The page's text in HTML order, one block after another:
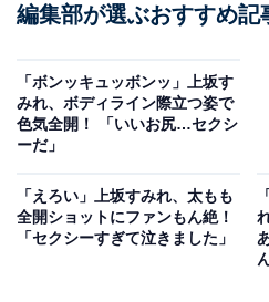
編集部が選ぶおすすめ記
「ボンッキュッボンッ」上坂す
みれ、ボディライン際立つ姿で
色気全開！ 「いいお尻…セクシ
ーだ」
「えろい」上坂すみれ、太もも
全開ショットにファンもん絶！
「セクシーすぎて泣きました」